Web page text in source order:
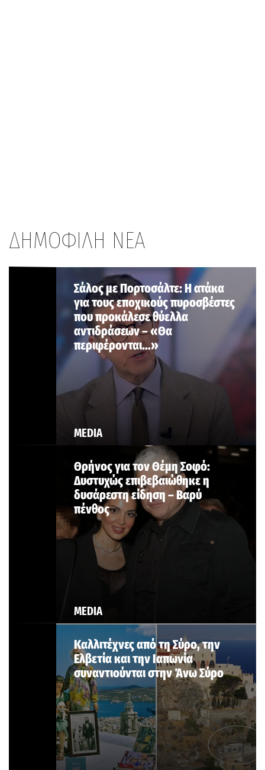
ΔΗΜΟΦΙΛΗ ΝΕΑ
MEDIA
Σάλος με Πορτοσάλτε: Η ατάκα
για τους εποχικούς πυροσβέστες
που προκάλεσε θύελλα
αντιδράσεων – «Θα
περιφέρονται…»
MEDIA
Θρήνος για τον Θέμη Σοφό:
Δυστυχώς επιβεβαιώθηκε η
δυσάρεστη είδηση – Βαρύ
πένθος
Καλλιτέχνες από τη Σύρο, την
Ελβετία και την Ιαπωνία
συναντιούνται στην Άνω Σύρο